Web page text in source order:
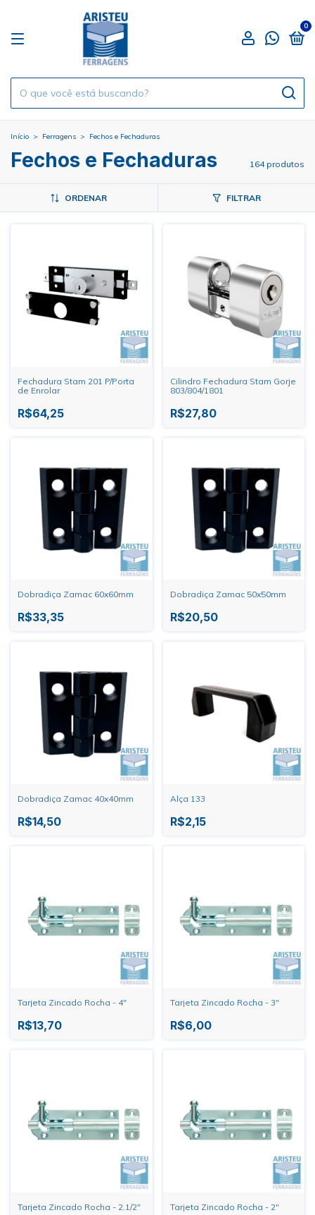
0
Início > Ferragens > Fechos e Fechaduras
Fechos e Fechaduras 164 produtos
ORDENAR FILTRAR
Fechadura Stam 201 P/Porta
de Enrolar
R$64,25
Cilindro Fechadura Stam Gorje
803/804/1801
R$27,80
Dobradiça Zamac 60x60mm
R$33,35
Dobradiça Zamac 50x50mm
R$20,50
Dobradiça Zamac 40x40mm
R$14,50
Alça 133
R$2,15
Tarjeta Zincado Rocha - 4"
R$13,70
Tarjeta Zincado Rocha - 3"
R$6,00
Tarjeta Zincado Rocha - 2.1/2" Tarjeta Zincado Rocha - 2"